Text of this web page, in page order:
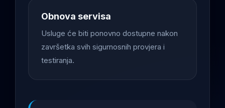
Obnova servisa
Usluge će biti ponovno dostupne nakon
završetka svih sigurnosnih provjera i
testiranja.